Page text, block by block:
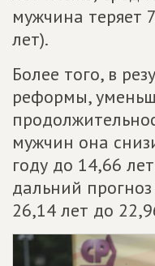
мужчина теряет
лет).
Более того, в
реформы,
мужчин она
году до 14,66
дальний
26,14 лет до